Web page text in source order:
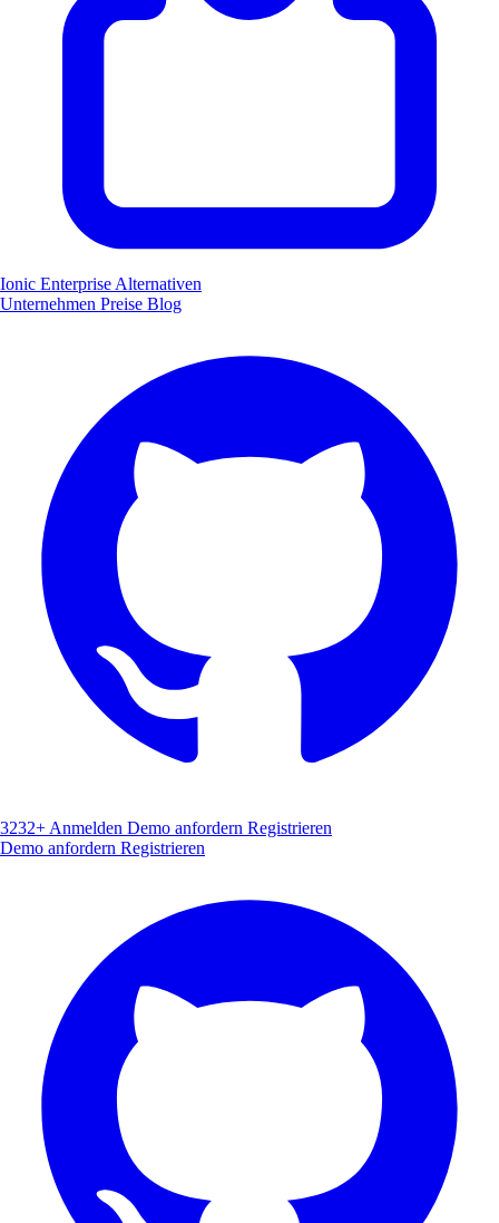
Ionic Enterprise Alternativen
Unternehmen Preise Blog
3232+ Anmelden Demo anfordern Registrieren
Demo anfordern Registrieren